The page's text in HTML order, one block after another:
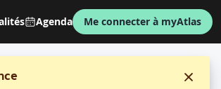
Agenda Me connecter à myAtlas